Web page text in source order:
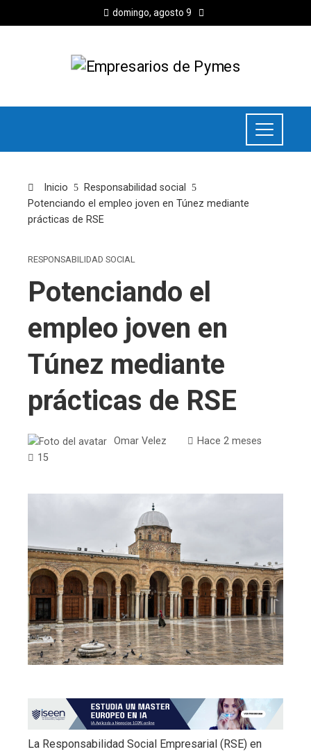
domingo, agosto 9
Inicio
Responsabilidad social
Potenciando el empleo joven en Túnez mediante
prácticas de RSE
RESPONSABILIDAD SOCIAL
Potenciando el
empleo joven en
Túnez mediante
prácticas de RSE
Omar Velez
Hace 2 meses
15
La Responsabilidad Social Empresarial (RSE) en